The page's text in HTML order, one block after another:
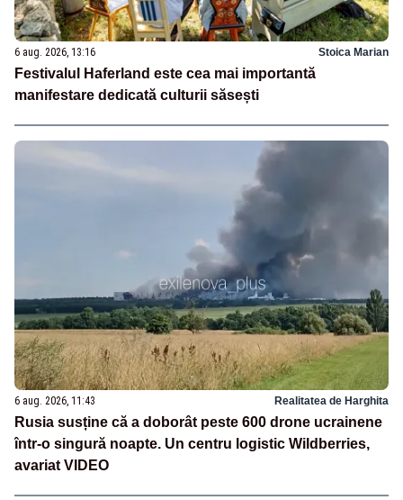
6 aug. 2026, 13:16 Stoica Marian
Festivalul Haferland este cea mai importantă
manifestare dedicată culturii săsești
6 aug. 2026, 11:43 Realitatea de Harghita
Rusia susține că a doborât peste 600 drone ucrainene
într-o singură noapte. Un centru logistic Wildberries,
avariat VIDEO